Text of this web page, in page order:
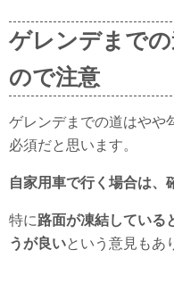
ゲレンデまで
ので注意
ゲレンデまでの道はやや
必須だと思います。
自家用車で行く場合は、
特に路面が凍結している
うが良いという意見もあ